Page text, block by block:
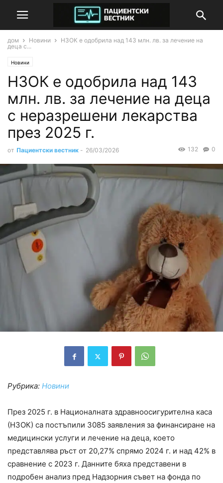
дом Новини
НЗОК е одобрила над 143 млн. лв. за лечение на
деца с...
Новини
НЗОК е одобрила над 143
млн. лв. за лечение на деца
с неразрешени лекарства
през 2025 г.
от Пациентски вестник - 26/03/2026 0
132
Рубрика: Новини
През 2025 г. в Националната здравноосигурителна каса
(НЗОК) са постъпили 3085 заявления за финансиране на
медицински услуги и лечение на деца, което
представлява ръст от 20,27% спрямо 2024 г. и над 42% в
сравнение с 2023 г. Данните бяха представени в
подробен анализ пред Надзорния съвет на фонда по